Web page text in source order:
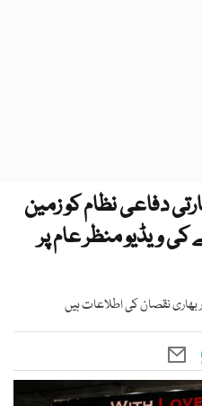
دفاعی نظام کو زمین
کی ویڈیو منظر عام پر
نقصان کی اطلاعات ہیں